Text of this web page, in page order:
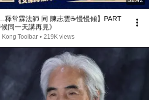
釋常霖法師 同 陳志雲☕慢慢傾】PART
同一天講再見》
Kong Toolbar • 219K views